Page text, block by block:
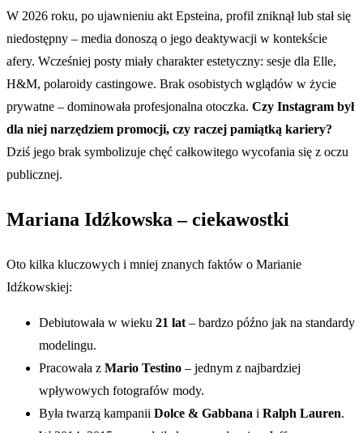
W 2026 roku, po ujawnieniu akt Epsteina, profil zniknął lub stał się
niedostępny – media donoszą o jego deaktywacji w kontekście
afery. Wcześniej posty miały charakter estetyczny: sesje dla Elle,
H&M, polaroidy castingowe. Brak osobistych wglądów w życie
prywatne – dominowała profesjonalna otoczka. Czy Instagram był
dla niej narzędziem promocji, czy raczej pamiątką kariery?
Dziś jego brak symbolizuje chęć całkowitego wycofania się z oczu
publicznej.
Mariana Idźkowska – ciekawostki
Oto kilka kluczowych i mniej znanych faktów o Marianie
Idźkowskiej:
Debiutowała w wieku 21 lat – bardzo późno jak na standardy
modelingu.
Pracowała z Mario Testino – jednym z najbardziej
wpływowych fotografów mody.
Była twarzą kampanii Dolce & Gabbana i Ralph Lauren.